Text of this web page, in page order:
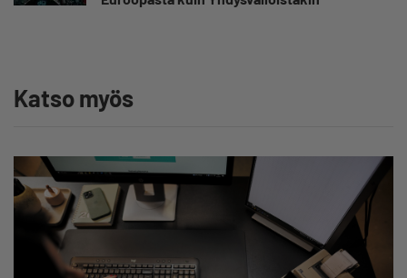
Katso myös